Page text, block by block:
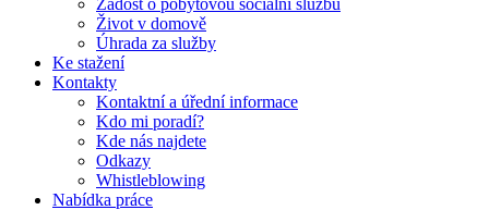
Žádost o pobytovou sociální službu
Život v domově
Úhrada za služby
Ke stažení
Kontakty
Kontaktní a úřední informace
Kdo mi poradí?
Kde nás najdete
Odkazy
Whistleblowing
Nabídka práce